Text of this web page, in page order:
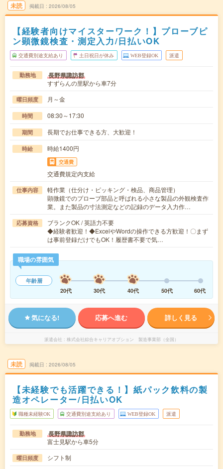
未読 掲載日 2026/08/05
【経験者向けマイスターワーク！】プローブピ
ン顕微鏡検査・測定入力/日払いOK
交通費別途支給あり 土日祝日が休み WEB登録OK 派遣
勤務地 長野県諏訪郡
すずらんの里駅から車7分
曜日頻度 月～金
時間 08:30～17:30
期間 長期でお仕事できる方、大歓迎！
時給 時給1400円
交通費
交通費規定内支給
仕事内容
軽作業（仕分け・ピッキング・検品、商品管理）
顕微鏡でのプローブ部品と呼ばれる小さな製品の外観検査作
業。また製品の寸法測定などの記録のデータ入力作…
応募資格
ブランクOK / 英語力不要
◆経験者歓迎！◆ExcelやWordの操作できる方歓迎！〇まず
は事前登録だけでもOK！履歴書不要で気…
職場の雰囲気
年齢層
20代
30代 40代 50代 60代
気になる! 応募へ進む 詳しく見る
派遣会社 株式会社綜合キャリアオプション 製造事業部（全国）
未読 掲載日 2026/08/05
【未経験でも活躍できる！】紙パック飲料の製
造オペレーター/日払いOK
職種未経験OK 交通費別途支給あり WEB登録OK 派遣
勤務地 長野県諏訪郡
富士見駅から車5分
曜日頻度 シフト制